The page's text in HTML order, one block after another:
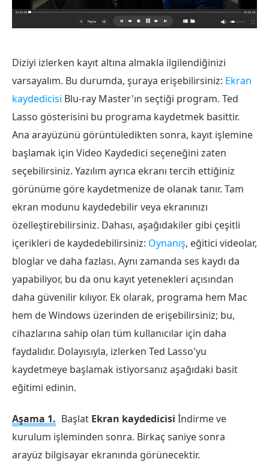
Diziyi izlerken kayıt altına almakla ilgilendiğinizi
varsayalım. Bu durumda, şuraya erişebilirsiniz: Ekran
kaydedicisi Blu-ray Master'ın seçtiği program. Ted
Lasso gösterisini bu programa kaydetmek basittir.
Ana arayüzünü görüntüledikten sonra, kayıt işlemine
başlamak için Video Kaydedici seçeneğini zaten
seçebilirsiniz. Yazılım ayrıca ekranı tercih ettiğiniz
görünüme göre kaydetmenize de olanak tanır. Tam
ekran modunu kaydedebilir veya ekranınızı
özelleştirebilirsiniz. Dahası, aşağıdakiler gibi çeşitli
içerikleri de kaydedebilirsiniz: Oynanış, eğitici videolar,
bloglar ve daha fazlası. Aynı zamanda ses kaydı da
yapabiliyor, bu da onu kayıt yetenekleri açısından
daha güvenilir kılıyor. Ek olarak, programa hem Mac
hem de Windows üzerinden de erişebilirsiniz; bu,
cihazlarına sahip olan tüm kullanıcılar için daha
faydalıdır. Dolayısıyla, izlerken Ted Lasso'yu
kaydetmeye başlamak istiyorsanız aşağıdaki basit
eğitimi edinin.
Aşama 1. Başlat Ekran kaydedicisi İndirme ve
kurulum işleminden sonra. Birkaç saniye sonra
arayüz bilgisayar ekranında görünecektir.